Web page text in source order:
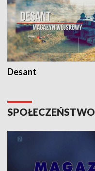
Desant
SPOŁECZEŃSTWO